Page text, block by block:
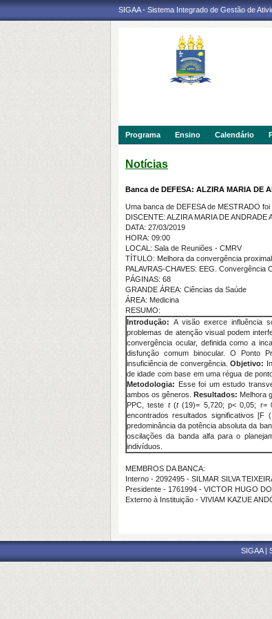
SIGAA - Sistema Integrado de Gestão de
Programa Ensino Calendário
Notícias
Banca de DEFESA: ALZIRA MARIA DE
Uma banca de DEFESA de MESTRADO
DISCENTE: ALZIRA MARIA DE ANDRADE
DATA: 27/03/2019
HORA: 09:00
LOCAL: Sala de Reuniões - CMRV
TÍTULO: Melhora da convergência
PALAVRAS-CHAVES: EEG. Convergência
PÁGINAS: 68
GRANDE ÁREA: Ciências da Saúde
ÁREA: Medicina
RESUMO:
Introdução: A visão exerce influência
problemas de atenção visual podem
convergência ocular, definida como a
disfunção comum binocular. O Ponto
insuficiência de convergência.Objetivo:
de idade com base em uma régua de
Metodologia: Esse foi um estudo
ambos os gêneros.Resultados: Melhora
PPC, teste t(t(19)= 5,720; p< 0,05; r=
encontrados resultados significativos [F
predominância da potência absoluta da
oscilações da banda alfa para o
indivíduos.
MEMBROS DA BANCA:
Interno - 2092495 - SILMAR SILVA
Presidente - 1761994 - VICTOR HUGO
Externo à Instituição - VIVIAM KAZUE
SIGAA |